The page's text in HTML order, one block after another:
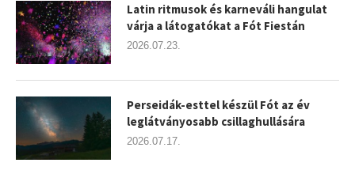
Latin ritmusok és karneváli hangulat
várja a látogatókat a Fót Fiestán
2026.07.23.
Perseidák-esttel készül Fót az év
leglátványosabb csillaghullására
2026.07.17.